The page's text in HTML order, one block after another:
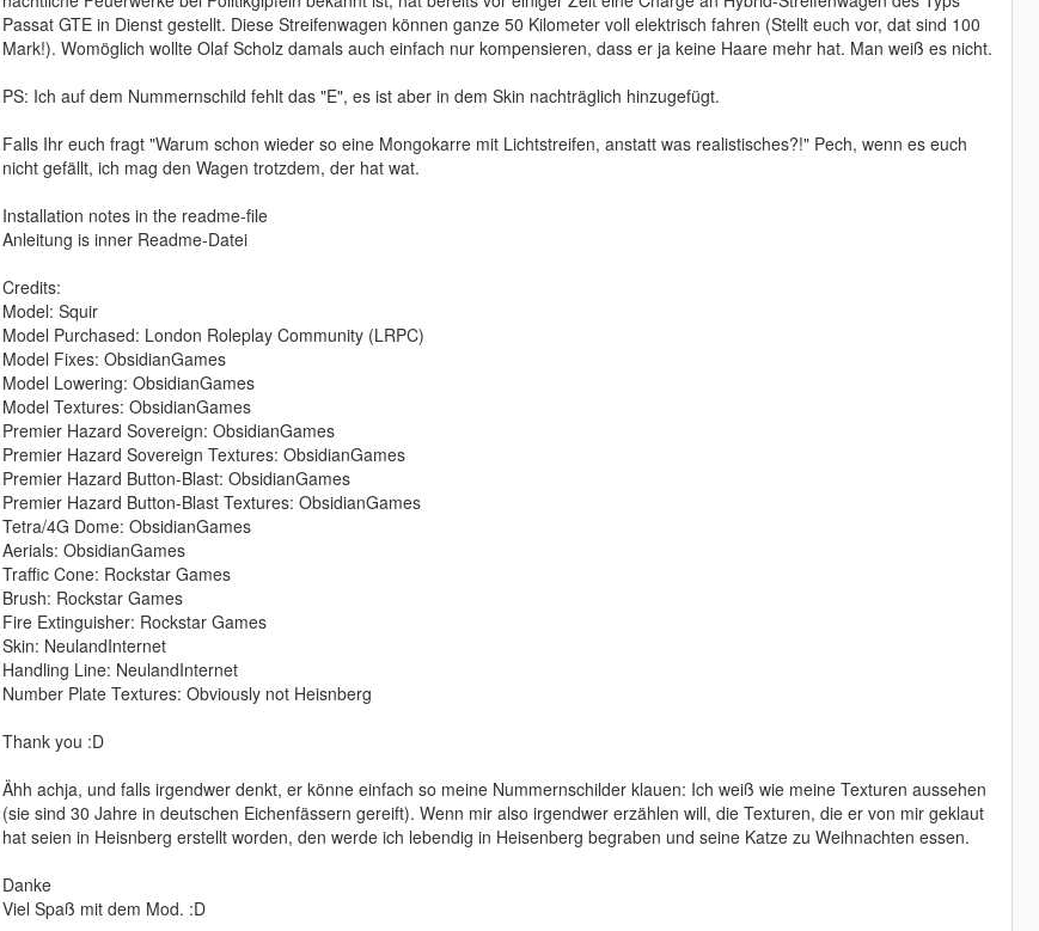
Passat GTE in Dienst gestellt. Diese Streifenwagen können ganze 50 Kilometer voll elektrisch fahren (Stellt euch vor, dat sind 100
Mark!). Womöglich wollte Olaf Scholz damals auch einfach nur kompensieren, dass er ja keine Haare mehr hat. Man weiß es nicht.
PS: Ich auf dem Nummernschild fehlt das "E", es ist aber in dem Skin nachträglich hinzugefügt.
Falls Ihr euch fragt "Warum schon wieder so eine Mongokarre mit Lichtstreifen, anstatt was realistisches?!" Pech, wenn es euch
nicht gefällt, ich mag den Wagen trotzdem, der hat wat.
Installation notes in the readme-file
Anleitung is inner Readme-Datei
Credits:
Model: Squir
Model Purchased: London Roleplay Community (LRPC)
Model Fixes: ObsidianGames
Model Lowering: ObsidianGames
Model Textures: ObsidianGames
Premier Hazard Sovereign: ObsidianGames
Premier Hazard Sovereign Textures: ObsidianGames
Premier Hazard Button-Blast: ObsidianGames
Premier Hazard Button-Blast Textures: ObsidianGames
Tetra/4G Dome: ObsidianGames
Aerials: ObsidianGames
Traffic Cone: Rockstar Games
Brush: Rockstar Games
Fire Extinguisher: Rockstar Games
Skin: NeulandInternet
Handling Line: NeulandInternet
Number Plate Textures: Obviously not Heisnberg
Thank you :D
Ähh achja, und falls irgendwer denkt, er könne einfach so meine Nummernschilder klauen: Ich weiß wie meine Texturen aussehen
(sie sind 30 Jahre in deutschen Eichenfässern gereift). Wenn mir also irgendwer erzählen will, die Texturen, die er von mir geklaut
hat seien in Heisnberg erstellt worden, den werde ich lebendig in Heisenberg begraben und seine Katze zu Weihnachten essen.
Danke
Viel Spaß mit dem Mod. :D